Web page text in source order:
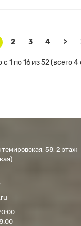
2 3 4 >
с 1 по 16 из 52 (всего
58, 2 этаж